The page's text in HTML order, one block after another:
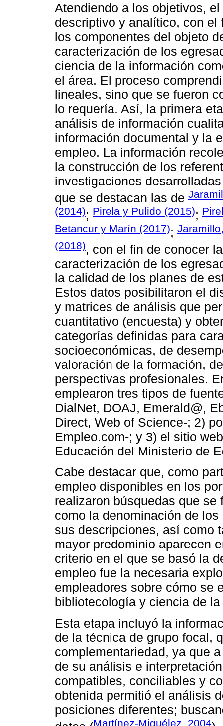
Atendiendo a los objetivos,
descriptivo y analítico, con el
los componentes del objeto
caracterización de los
ciencia de la información
el área. El proceso
lineales, sino que se fueron
lo requería. Así, la primera
análisis de información
información documental y la
empleo. La información
la construcción de los
investigaciones
que se destacan las de
(2014); Pirela y Pulido (2015);
Betancur y Marín (2017);
(2018), con el fin de conocer
caracterización de los
la calidad de los planes de
Estos datos posibilitaron el
y matrices de análisis que
cuantitativo (encuesta) y
categorías definidas para
socioeconómicas, de
valoración de la formación,
perspectivas profesionales.
emplearon tres tipos de
DialNet, DOAJ, Emerald@,
Direct, Web of Science-; 2)
Empleo.com-; y 3) el sitio
Educación del Ministerio de
Cabe destacar que, como
empleo disponibles en los
realizaron búsquedas que
como la denominación de
sus descripciones, así como
mayor predominio aparecen
criterio en el que se basó la
empleo fue la necesaria
empleadores sobre cómo se
bibliotecología y ciencia de
Esta etapa incluyó la
de la técnica de grupo focal,
complementariedad, ya que
de su análisis e
compatibles, conciliables y
obtenida permitió el análisis
posiciones diferentes;
Martínez-Miguélez, 2004